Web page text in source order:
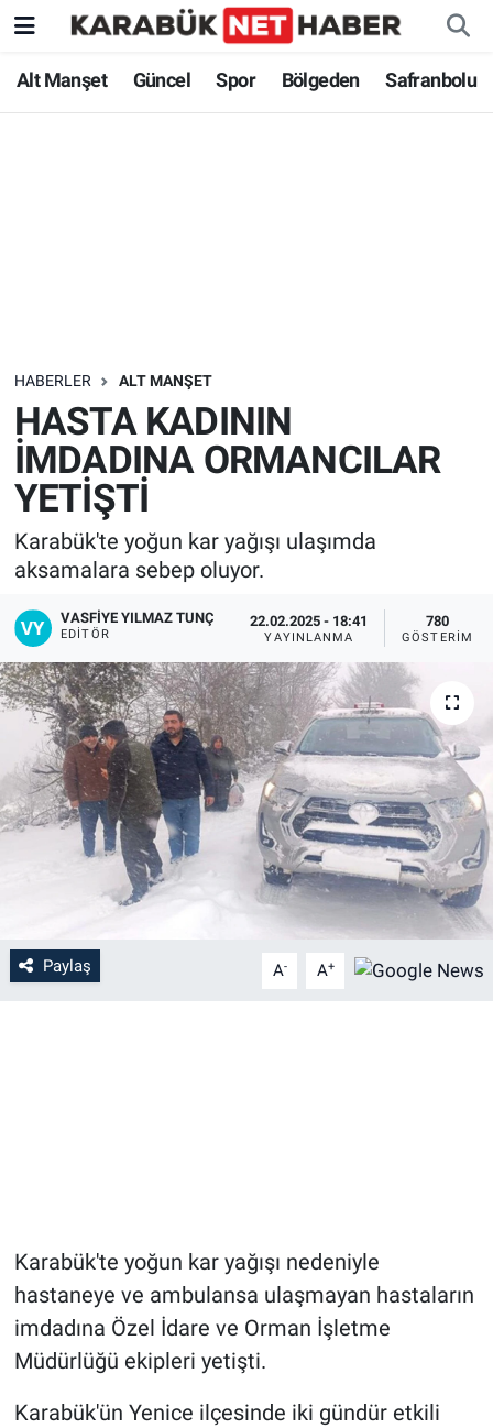
Alt Manşet Güncel Spor Bölgeden Safranbolu
HABERLER ALT MANŞET
HASTA KADININ
İMDADINA ORMANCILAR
YETİŞTİ
Karabük'te yoğun kar yağışı ulaşımda
aksamalara sebep oluyor.
VASFIYE YILMAZ TUNÇ
EDITÖR
22.02.2025 - 18:41
YAYINLANMA
780
GÖSTERIM
Paylaş A- A+
Karabük'te yoğun kar yağışı nedeniyle
hastaneye ve ambulansa ulaşmayan hastaların
imdadına Özel İdare ve Orman İşletme
Müdürlüğü ekipleri yetişti.
Karabük'ün Yenice ilçesinde iki gündür etkili